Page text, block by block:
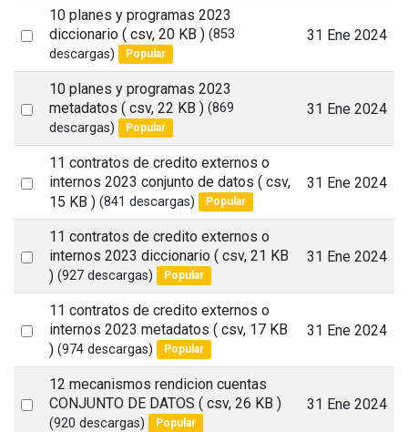
Select
10 planes y programas 2023
diccionario ( csv, 20 KB ) (853
descargas)
Popular
31 Ene 2024
Select
10 planes y programas 2023
metadatos ( csv, 22 KB ) (869
descargas)
Popular
31 Ene 2024
Select
11 contratos de credito externos o
internos 2023 conjunto de datos ( csv,
15 KB ) (841 descargas) Popular
31 Ene 2024
Select
11 contratos de credito externos o
internos 2023 diccionario ( csv, 21 KB
) (927 descargas) Popular
31 Ene 2024
Select
11 contratos de credito externos o
internos 2023 metadatos ( csv, 17 KB
) (974 descargas) Popular
31 Ene 2024
Select
12 mecanismos rendicion cuentas
CONJUNTO DE DATOS ( csv, 26 KB )
(920 descargas) Popular
31 Ene 2024